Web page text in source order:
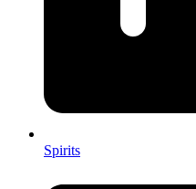
Spirits